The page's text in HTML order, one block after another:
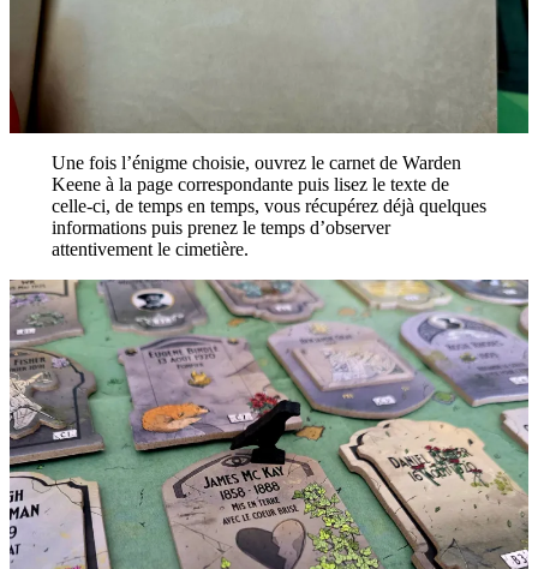
Une fois l’énigme choisie, ouvrez le carnet de Warden
Keene à la page correspondante puis lisez le texte de
celle-ci, de temps en temps, vous récupérez déjà quelques
informations puis prenez le temps d’observer
attentivement le cimetière.